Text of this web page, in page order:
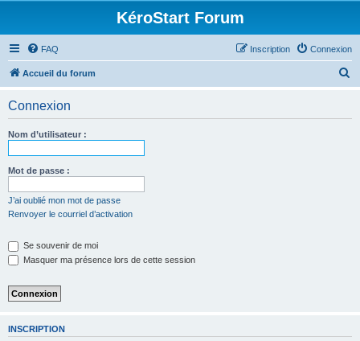
KéroStart Forum
FAQ Connexion
Inscription
Accueil du forum
Connexion
Nom d’utilisateur :
Mot de passe :
J’ai oublié mon mot de passe
Renvoyer le courriel d’activation
Se souvenir de moi
Masquer ma présence lors de cette session
INSCRIPTION